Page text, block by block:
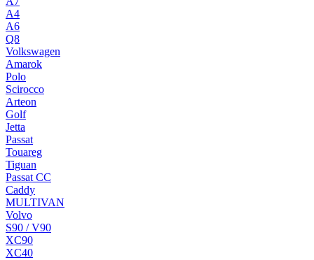
A4
A6
Q8
Volkswagen
Amarok
Polo
Scirocco
Arteon
Golf
Jetta
Passat
Touareg
Tiguan
Passat CC
Caddy
MULTIVAN
Volvo
S90 / V90
XC90
XC40